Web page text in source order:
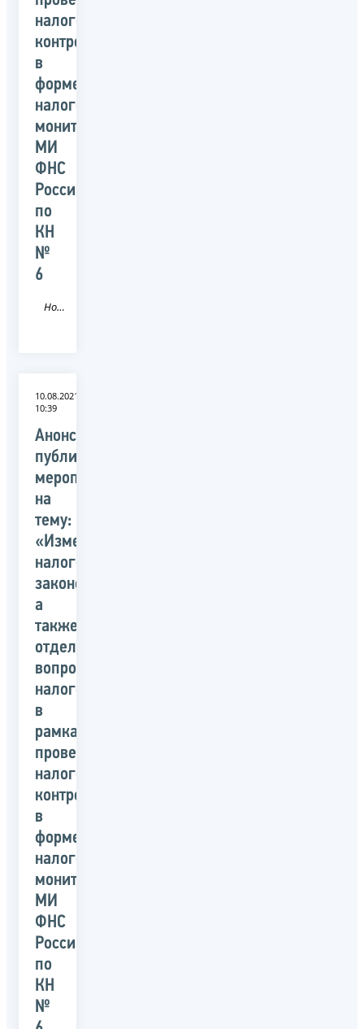
налогового
контроля
в
форме
налогового
мониторинга»
МИ
ФНС
России
по
КН
№
6
Новость
10.08.2021
10:39
Анонс
публичного
мероприятия
на
тему:
«Изменения
налогового
законодательства,
а
также
отдельные
вопросы
налогообложения
в
рамках
проведения
налогового
контроля
в
форме
налогового
мониторинга»
МИ
ФНС
России
по
КН
№